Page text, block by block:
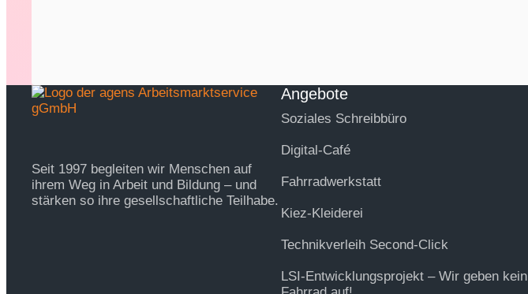
Seit 1997 begleiten wir Menschen auf
ihrem Weg in Arbeit und Bildung – und
stärken so ihre gesellschaftliche Teilhabe.
Angebote
Soziales Schreibbüro
Digital-Café
Fahrradwerkstatt
Kiez-Kleiderei
Technikverleih Second-Click
LSI-Entwicklungsprojekt – Wir geben kein